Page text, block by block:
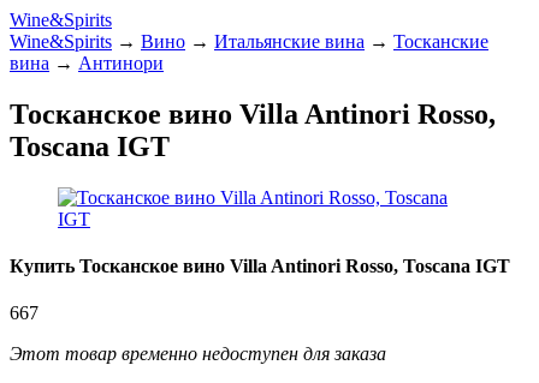
Wine&Spirits
Wine&Spirits → Вино → Итальянские вина → Тосканские
вина → Антинори
Тосканское вино Villa Antinori Rosso,
Toscana IGT
Купить Тосканское вино Villa Antinori Rosso, Toscana IGT
667
Этот товар временно недоступен для заказа